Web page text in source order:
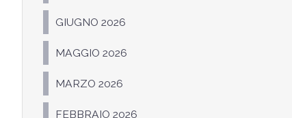
GIUGNO 2026
MAGGIO 2026
MARZO 2026
FEBBRAIO 2026